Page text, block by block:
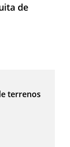
de
terrenos